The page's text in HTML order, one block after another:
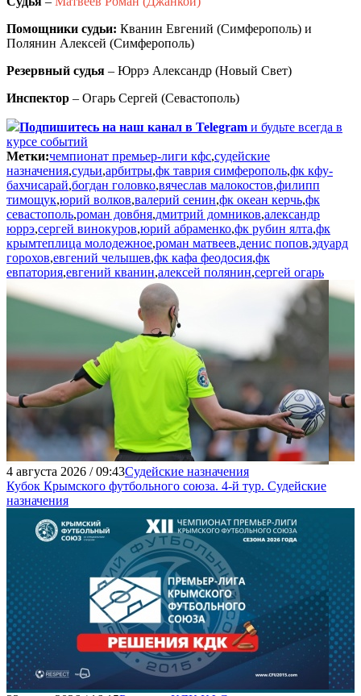
Помощники судьи: Кванин Евгений (Симферополь) и
Полянин Алексей (Симферополь)
Резервный судья – Юррэ Александр (Новый Свет)
Инспектор – Огарь Сергей (Севастополь)
Подпишитесь на наш канал в Telegram и будьте всегда в
курсе событий
Метки:чемпионат премьер-лиги кфс,судейские
назначения,судьи,арбитры,фк таврия симферополь,фк кфу-
бахчисарай,богдан головко,вячеслав малокостов,филипп
тимощук,юрий волков,валерий сенин,фк океан керчь,фк
севастополь,роман довбня,дмитрий домников,александр
юррэ,сергей винокуров,юрий абраменко,фк рубин ялта,фк
крымтеплица молодежное,роман матвеев,денис попов,эдуард
горохов,евгений челышев,фк кафа феодосия,фк
евпатория,евгений кванин,алексей полянин,сергей огарь
4 августа 2026 / 09:43Судейские назначения
Кубок Крымского футбольного союза. 4-й тур. Судейские
назначения